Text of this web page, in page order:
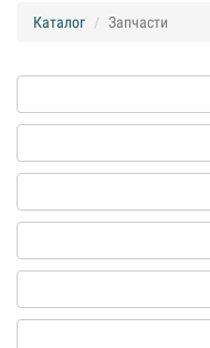
Каталог Запчасти